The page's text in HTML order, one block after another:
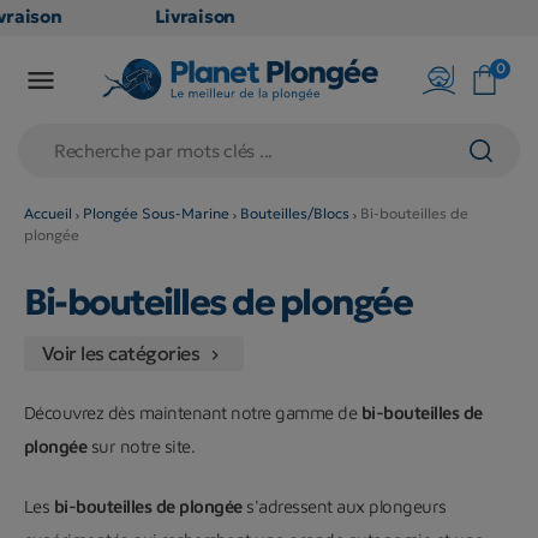
Livraison
en point
79€
(hors
volumineux
éligibles)
 0
Accueil Plongée Sous-Marine Bouteilles/Blocs
Bi-bouteilles de
plongée
Bi-bouteilles de plongée
Voir les catégories 
Découvrez dès maintenant notre gamme de bi-bouteilles de
plongéesur notre site.
Les bi-bouteilles de plongées'adressent aux plongeurs